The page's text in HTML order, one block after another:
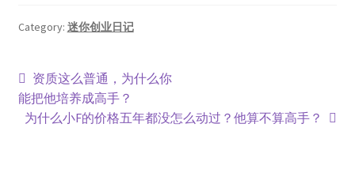
Category: 迷你创业日记
资质这么普通，为什么你
能把他培养成高手？
为什么小F的价格五年都没怎么动过？他算不算高手？